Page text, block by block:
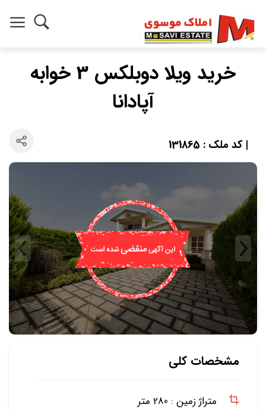
خرید ویلا دوبلکس 3 خوابه
آپادانا
| کد ملک : 131865
مشخصات کلی
متراژ زمین : 280 متر